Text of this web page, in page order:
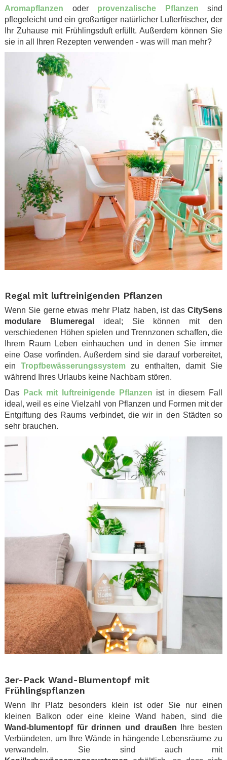
Aromapflanzen oder provenzalische Pflanzen sind
pflegeleicht und ein großartiger natürlicher Lufterfrischer, der
Ihr Zuhause mit Frühlingsduft erfüllt. Außerdem können Sie
sie in all Ihren Rezepten verwenden - was will man mehr?
Regal mit luftreinigenden Pflanzen
Wenn Sie gerne etwas mehr Platz haben, ist das CitySens
modulare Blumeregal
ideal; Sie können mit den
verschiedenen Höhen spielen und Trennzonen schaffen, die
Ihrem Raum Leben einhauchen und in denen Sie immer
eine Oase vorfinden. Außerdem sind sie darauf vorbereitet,
einTropfbewässerungssystem
zu enthalten, damit Sie
während Ihres Urlaubs keine Nachbarn stören.
Das
Pack mit luftreinigende Pflanzen ist in diesem Fall
ideal, weil es eine Vielzahl von Pflanzen und Formen mit der
Entgiftung des Raums verbindet, die wir in den Städten so
sehr brauchen.
3er-Pack Wand-Blumentopf mit
Frühlingspflanzen
Wenn Ihr Platz besonders klein ist oder Sie nur einen
kleinen Balkon oder eine kleine Wand haben, sind die
Wand-blumentopf für drinnen und draußen Ihre besten
Verbündeten, um Ihre Wände in hängende Lebensräume zu
verwandeln. Sie sind auch mit